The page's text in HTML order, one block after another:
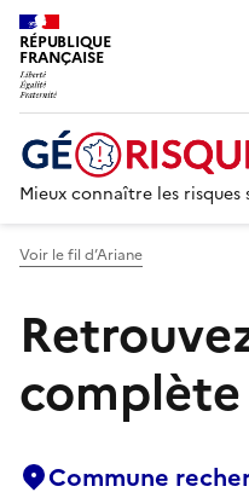
RÉPUBLIQUE
FRANÇAISE
Mieux connaître les
Voir le fil d’Ariane
complète
Commune